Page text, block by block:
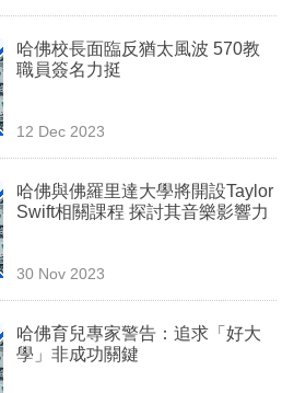
哈佛校長面臨反猶太風波 570教
職員簽名力挺
12 Dec 2023
哈佛與佛羅里達大學將開設Taylor
Swift相關課程 探討其音樂影響力
30 Nov 2023
哈佛育兒專家警告：追求「好大
學」非成功關鍵